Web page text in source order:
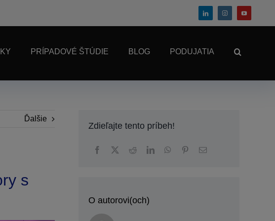
PRÍPADOVÉ ŠTÚDIE BLOG PODUJATIA
Ďalšie
s
Zdieľajte tento príbeh!
O autorovi(och)